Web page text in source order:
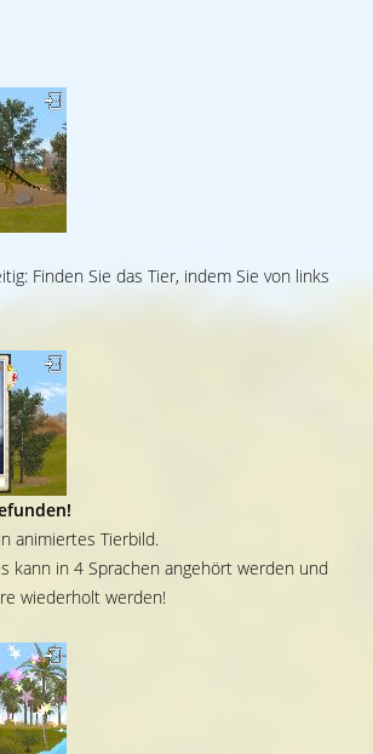
Finden Sie das Tier, indem Sie von links
animiertes Tierbild.
kann in 4 Sprachen angehört werden und
wiederholt werden!